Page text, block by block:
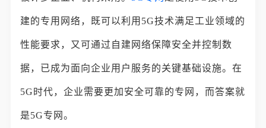
建的专用网络，既可以利用5G技术满足工业领域的
性能要求，又可通过自建网络保障安全并控制数
据，已成为面向企业用户服务的关键基础设施。在
5G时代，企业需要更加安全可靠的专网，而答案就
是5G专网。